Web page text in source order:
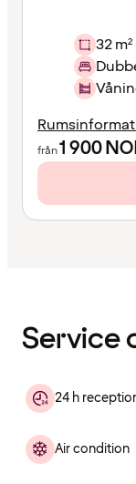
32 m²
från1 900
Service
24 h
Air condition